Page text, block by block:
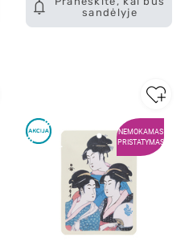
sandėlyje
NEMOKAMAS
PRISTATYMAS